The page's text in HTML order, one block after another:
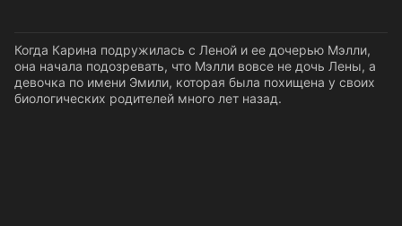
Когда Карина подружилась с Леной и ее дочерью Мэлли,
она начала подозревать, что Мэлли вовсе не дочь Лены, а
девочка по имени Эмили, которая была похищена у своих
биологических родителей много лет назад.